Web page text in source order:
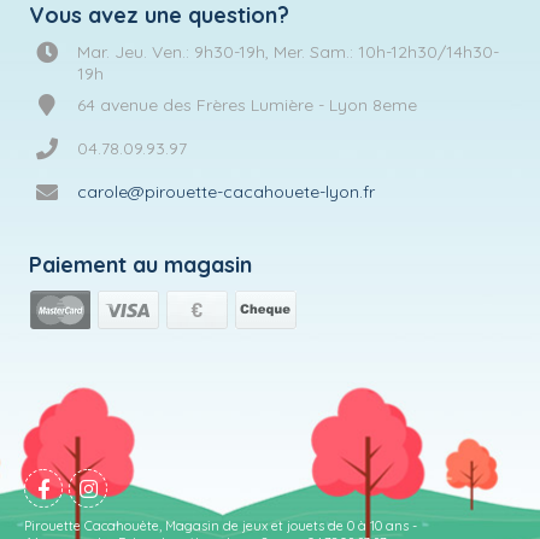
Vous avez une question?
Mar. Jeu. Ven.: 9h30-19h, Mer. Sam.: 10h-12h30/14h30-
19h
64 avenue des Frères Lumière - Lyon 8eme
04.78.09.93.97
carole@pirouette-cacahouete-lyon.fr
Paiement au magasin
Pirouette Cacahouète, Magasin de jeux et jouets de 0 à 10 ans -